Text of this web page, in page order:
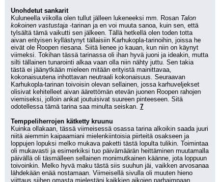
Unohdetut sankarit
Kuluneella viikolla olen tullut jälleen lukeneeksi mm. Rosan Talon
kokoinen vastustaja -tarinan ja en voi muuta sanoa, kuin sen, että
tylsältä tämä vaikutti sen jälkeen. Tällä hetkellä olen toden totta
aivan erityisen kyllästynyt tällaisiin Karhukopla-tarinoihin, joissa he
eivät ole Roopen riesana. Siitä lienee jo kauan, kun niin on käynyt
viimeksi. Tokihan tässä tarinassa oli ihan hyvä juoni ja ideakin, mutta
silti tällainen tunarointi alkaa vaan olla niin nähty juttu. Sen takia
tästä ei jäänytkään mieleen mitään erityistä mainittavaa,
kokonaisuutena inhottavan neutraali kokonaisuus. Seuraavan
Karhukopla-tarinan toivoisin olevan sellainen, jossa karhuveljekset
olisivat kehitelleet aivan äärettömän etevän juonen Roopen rahojen
viemiseksi, jolloin ankat joutuisivat suureen pinteeseen. Sitä
odotellessa tämä tarina saa minulta seiskan. 7
Temppeliherrojen kätketty kruunu
Kuinka ollakaan, tässä viimeisessä osassa tarina alkoikin saada juuri
niitä aiemmin kaipaamiani mielenkiintoisia piirteitä osakseen ja
loppujen lopuksi melko mukava paketti tästä lopulta tulikin. Toimintaa
oli mukavasti ja esimerkiksi tuo päivämäärän heittäminen muutamalla
päivällä oli täsmälleen sellainen monimutkainen käänne, jota loppuun
toivoinkin. Melko hyvä maku tästä siis suuhun jäi, vaikken arvosanaa
lähdekään enää nostamaan. Viimeisellä sivulla oli muuten hieno
viittaus siihen omasta mielestäni kaikkien aikojen parhaimpaan